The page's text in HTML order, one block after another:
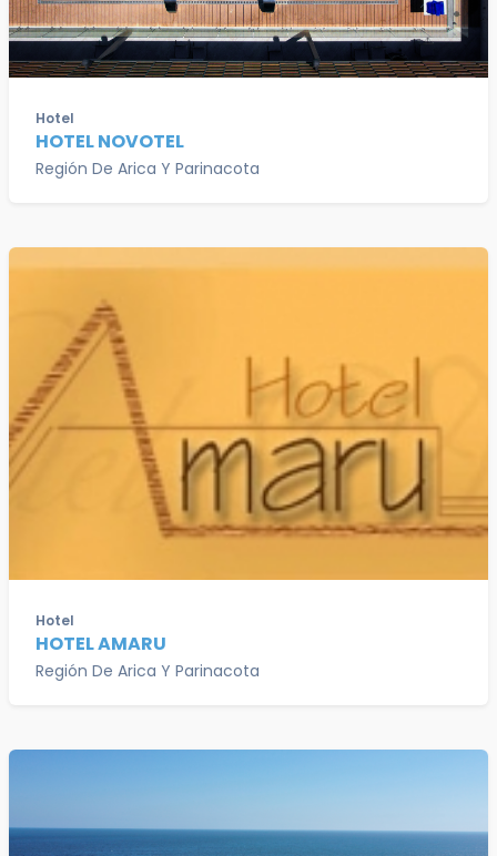
Hotel
HOTEL NOVOTEL
Región De Arica Y Parinacota
Hotel
HOTEL AMARU
Región De Arica Y Parinacota